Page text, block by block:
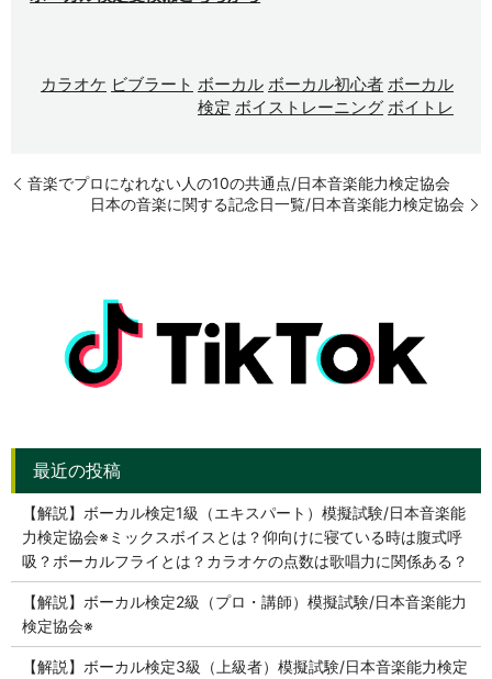
カラオケ ビブラート ボーカル ボーカル初心者 ボーカル
検定 ボイストレーニング ボイトレ
音楽でプロになれない人の10の共通点/日本音楽能力検定協会
日本の音楽に関する記念日一覧/日本音楽能力検定協会
【解説】ボーカル検定1級（エキスパート）模擬試験/日本音楽能
力検定協会※ミックスボイスとは？仰向けに寝ている時は腹式呼
吸？ボーカルフライとは？カラオケの点数は歌唱力に関係ある？
【解説】ボーカル検定2級（プロ・講師）模擬試験/日本音楽能力
検定協会※
【解説】ボーカル検定3級（上級者）模擬試験/日本音楽能力検定